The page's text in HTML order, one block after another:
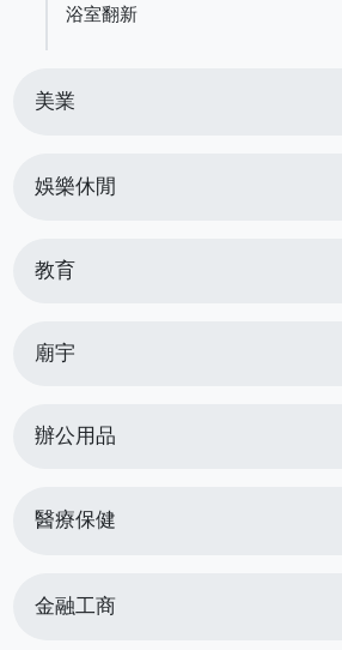
浴室翻新
美業
娛樂休閒
教育
廟宇
辦公用品
醫療保健
金融工商